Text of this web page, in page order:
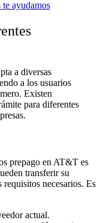
te ayudamos
a diversas
a los usuarios
Existen
para diferentes
prepago en AT&T es
transferir su
necesarios. Es
actual.